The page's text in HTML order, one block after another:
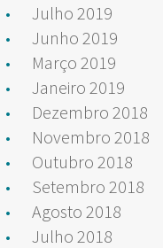
Julho 2019
Junho 2019
Março 2019
Janeiro 2019
Dezembro 2018
Novembro 2018
Outubro 2018
Setembro 2018
Agosto 2018
Julho 2018